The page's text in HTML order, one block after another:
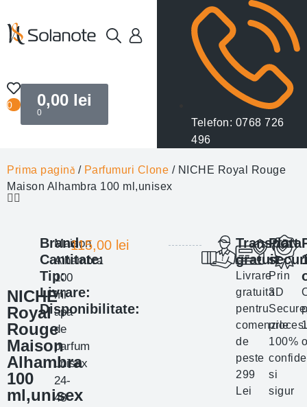
0 0,00 lei
0
Telefon: 0768 726
496
Prima pagină / Parfumuri Clone / NICHE Royal Rouge
Maison Alhambra 100 ml,unisex
NICHE
Royal
Rouge
Maison
Alhambra
100
ml,unisex
Brand:
Cantitate:
Tip:
Livrare:
Disponibilitate:
Maison
Alhambra
100
ml
apa
de
parfum
unisex
24-
48
115,00 lei
Transport
gratuit
Livrare
gratuita
pentru
comenzile
de
peste
299
Lei
Plata
Prin
3D
100%
si
sigur